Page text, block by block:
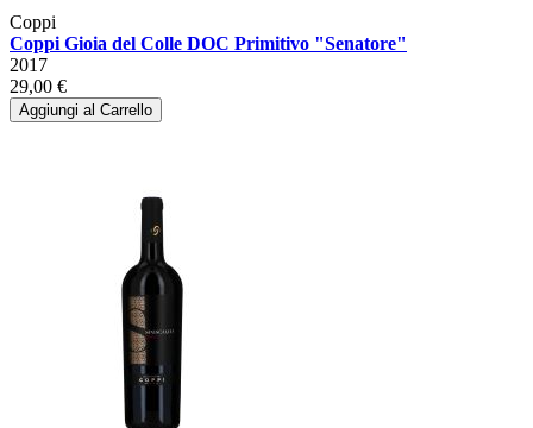
Coppi
Coppi Gioia del Colle DOC Primitivo "Senatore"
2017
29,00 €
Aggiungi al Carrello